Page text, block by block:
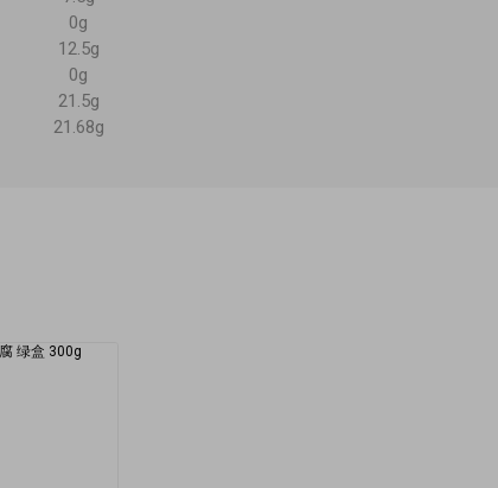
0g
12.5g
0g
21.5g
21.68g